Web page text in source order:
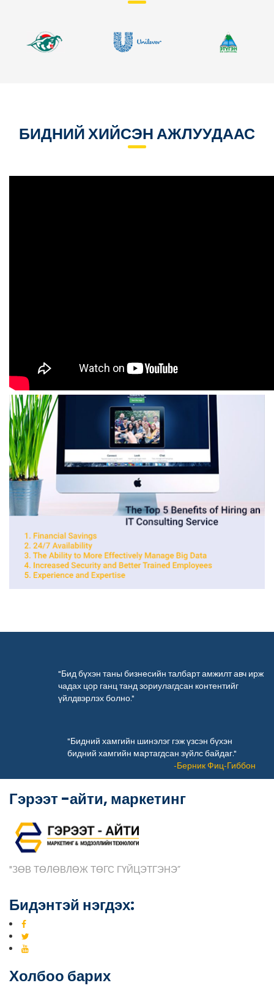
БИДНИЙ ХИЙСЭН АЖЛУУДААС
"Бид бүхэн таны бизнесийн талбарт амжилт авч ирж
чадах цор ганц танд зориулагдсан контентийг
үйлдвэрлэх болно."
"Бидний хамгийн шинэлэг гэж үзсэн бүхэн
бидний хамгийн мартагдсан зүйлс байдаг."
-Берник Фиц-Гиббон
Гэрээт -айти, маркетинг
"ЗӨВ ТӨЛӨВЛӨЖ ТӨГС ГҮЙЦЭТГЭНЭ”
Бидэнтэй нэгдэх:
Холбоо барих